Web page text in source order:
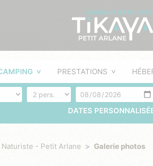
PRESTATIONS
Nombre de personnes Arrivée
DATES
Naturiste - Petit Arlane Galerie photos